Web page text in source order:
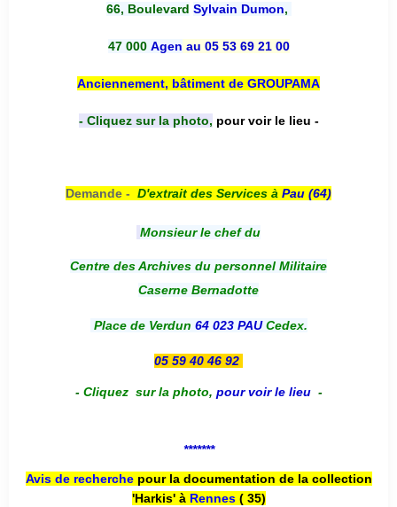
66, Boulevard Sylvain Dumon,
47 000 Agen au 05 53 69 21 00
Anciennement, bâtiment de GROUPAMA
- Cliquez sur la photo, pour voir le lieu -
Demande - D'extrait des Services à Pau (64)
Monsieur le chef du
Centre des Archives du personnel Militaire
Caserne Bernadotte
Place de Verdun 64 023 PAUCedex.
05 59 40 46 92
- Cliquez sur la photo, pour voir le lieu -
*******
Avis de recherche pour la documentation de la collection
'Harkis' à Rennes( 35)